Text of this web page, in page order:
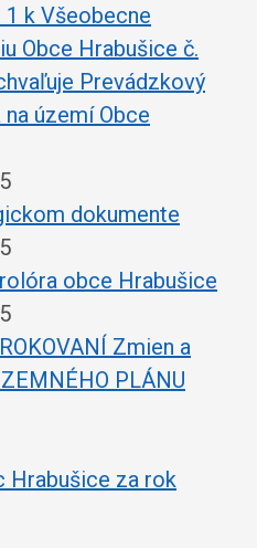
1 k Všeobecne
Obce Hrabušice č.
Prevádzkový
území Obce
dokumente
obce Hrabušice
Zmien a
PLÁNU
Hrabušice za rok